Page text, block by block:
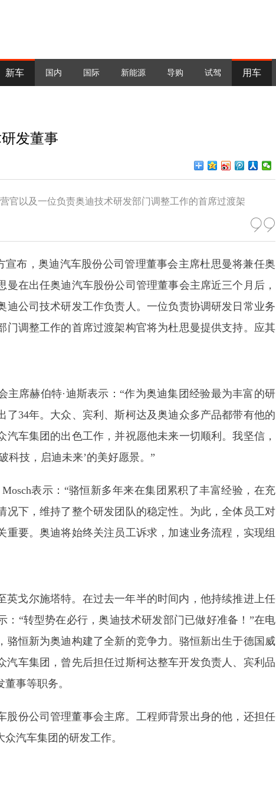
新车 国内 国际 新能源 导购 试驾 用车
发董事
官以及一位负责奥迪技术研发部门调整工作的首席过渡架
宣布，奥迪汽车股份公司管理董事会主席杜思曼将兼任奥
在出任奥迪汽车股份公司管理董事会主席近三个月后，
迪公司技术研发工作负责人。一位负责协调研发日常业务
门调整工作的首席过渡架构官将为杜思曼提供支持。应其
主席赫伯特·迪斯表示：“作为奥迪集团经验最为丰富的研
34年。大众、宾利、斯柯达及奥迪众多产品都带有他的
车集团的出色工作，并祝愿他未来一切顺利。我坚信，
科技，启迪未来’的美好愿景。”
表示：“骆恒新多年来在集团累积了丰富经验，在充
况下，维持了整个研发团队的稳定性。为此，全体员工对
要。奥迪将始终关注员工诉求，加速业务流程，实现组
英戈尔施塔特。在过去一年半的时间内，他持续推进上任
“转型势在必行，奥迪技术研发部门已做好准备！”在电
骆恒新为奥迪构建了全新的竞争力。骆恒新出生于德国威
汽车集团，曾先后担任过斯柯达整车开发负责人、宾利品
事等职务。
股份公司管理董事会主席。工程师背景出身的他，还担任
汽车集团的研发工作。